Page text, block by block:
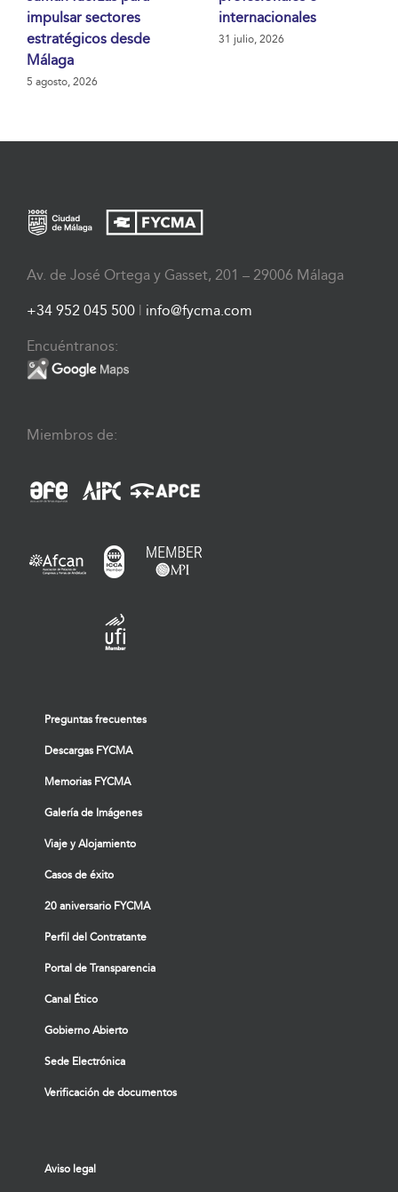
impulsar sectores
estratégicos desde
Málaga
5 agosto, 2026
internacionales
31 julio, 2026
Av. de José Ortega y Gasset, 201 – 29006 Málaga
+34 952 045 500 | info@fycma.com
Encuéntranos:
Miembros de:
Preguntas frecuentes
Descargas FYCMA
Memorias FYCMA
Galería de Imágenes
Viaje y Alojamiento
Casos de éxito
20 aniversario FYCMA
Perfil del Contratante
Portal de Transparencia
Canal Ético
Gobierno Abierto
Sede Electrónica
Verificación de documentos
Aviso legal